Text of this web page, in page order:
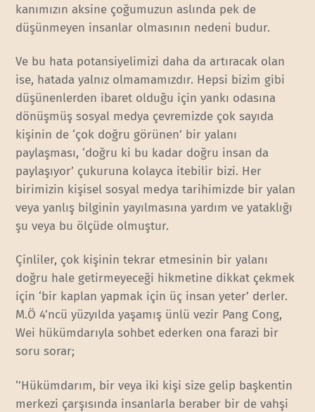
kanımızın aksine çoğumuzun aslında pek de
düşünmeyen insanlar olmasının nedeni budur.
Ve bu hata potansiyelimizi daha da artıracak olan
ise, hatada yalnız olmamamızdır. Hepsi bizim gibi
düşünenlerden ibaret olduğu için yankı odasına
dönüşmüş sosyal medya çevremizde çok sayıda
kişinin de ‘çok doğru görünen’ bir yalanı
paylaşması, ‘doğru ki bu kadar doğru insan da
paylaşıyor’ çukuruna kolayca itebilir bizi. Her
birimizin kişisel sosyal medya tarihimizde bir yalan
veya yanlış bilginin yayılmasına yardım ve yataklığı
şu veya bu ölçüde olmuştur.
Çinliler, çok kişinin tekrar etmesinin bir yalanı
doğru hale getirmeyeceği hikmetine dikkat çekmek
için ‘bir kaplan yapmak için üç insan yeter’ derler.
M.Ö 4’ncü yüzyılda yaşamış ünlü vezir Pang Cong,
Wei hükümdarıyla sohbet ederken ona farazi bir
soru sorar;
‘’Hükümdarım, bir veya iki kişi size gelip başkentin
merkezi çarşısında insanlarla beraber bir de vahşi